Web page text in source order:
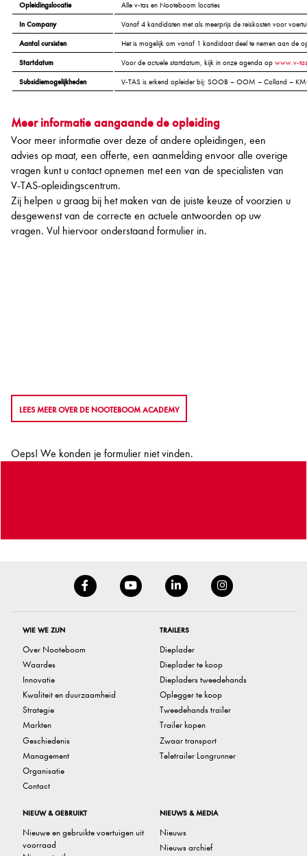
Opleidingslocatie Alle v-tas en Nooteboom locaties
In Company Vanaf 4 kandidaten met als meerprijs de reiskosten voor
Aantal cursisten Het is mogelijk om vanaf 1 kandidaat deel te nemen aan de
Startdatum Voor de actuele startdatum, kijk in onze agenda opwww.v-
Subsidiemogelijkheden V-TAS is erkend opleider bij: SOOB – OOM – Colland –
Meer informatie aangaande de opleiding
Voor meer informatie over deze of andere opleidingen, een
advies op maat, een offerte, een aanmelding envoor alle overige
vragen kunt u contact opnemen met een van de specialisten van
V-TAS-opleidingscentrum.
Zij helpen u graag bij het maken van de juiste keuze of voorzien u
desgewenst van de correcte en actuele antwoorden op uw
vragen. Vul hiervoor onderstaand formulier in.
LEES MEER OVER DE NOOTEBOOM ACADEMY
Oeps! We konden je formulier niet vinden.
WIE WE ZIJN
Over Nooteboom
Waardes
Innovatie
Kwaliteit en duurzaamheid
Strategie
Markten
Geschiedenis
Management
Organisatie
Contact
TRAILERS
Dieplader
Dieplader te koop
Diepladers tweedehands
Oplegger te koop
Tweedehands trailer
Trailer kopen
Zwaar transport
Teletrailer Longrunner
NIEUW & GEBRUIKT
Nieuwe en gebruikte voertuigen uit
voorraad
NIEUWS & MEDIA
Nieuws
Nieuws archief